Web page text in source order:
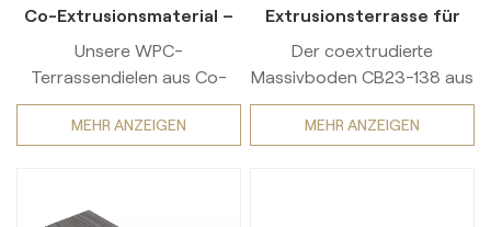
Co-Extrusionsmaterial –
Extrem langlebige
Terrassenlösung für den
Unsere WPC-
Terrassendielen aus Co-
Extrusion bieten
außergewöhnliche
Außenbereich. Dank
MEHR ANZEIGEN
Extrusionsterrasse für
den Außenbereich,
langlebig
Der coextrudierte
Massivboden CB23-138 aus
Holz-Kunststoff-
Verbundwerkstoff ist eine
MEHR ANZEIGEN